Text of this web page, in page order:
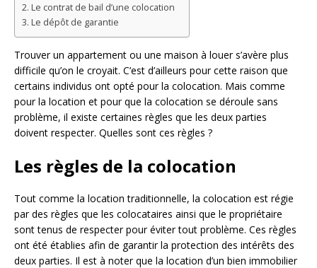
Le contrat de bail d’une colocation
Le dépôt de garantie
Trouver un appartement ou une maison à louer s’avère plus
difficile qu’on le croyait. C’est d’ailleurs pour cette raison que
certains individus ont opté pour la colocation. Mais comme
pour la location et pour que la colocation se déroule sans
problème, il existe certaines règles que les deux parties
doivent respecter. Quelles sont ces règles ?
Les règles de la colocation
Tout comme la location traditionnelle, la colocation est régie
par des règles que les colocataires ainsi que le propriétaire
sont tenus de respecter pour éviter tout problème. Ces règles
ont été établies afin de garantir la protection des intérêts des
deux parties. Il est à noter que la location d’un bien immobilier